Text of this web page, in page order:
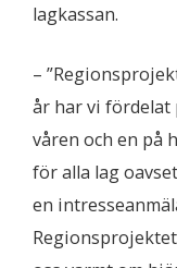
lagkassan.
–
år har vi fördelat
våren och en på
för alla lag
en